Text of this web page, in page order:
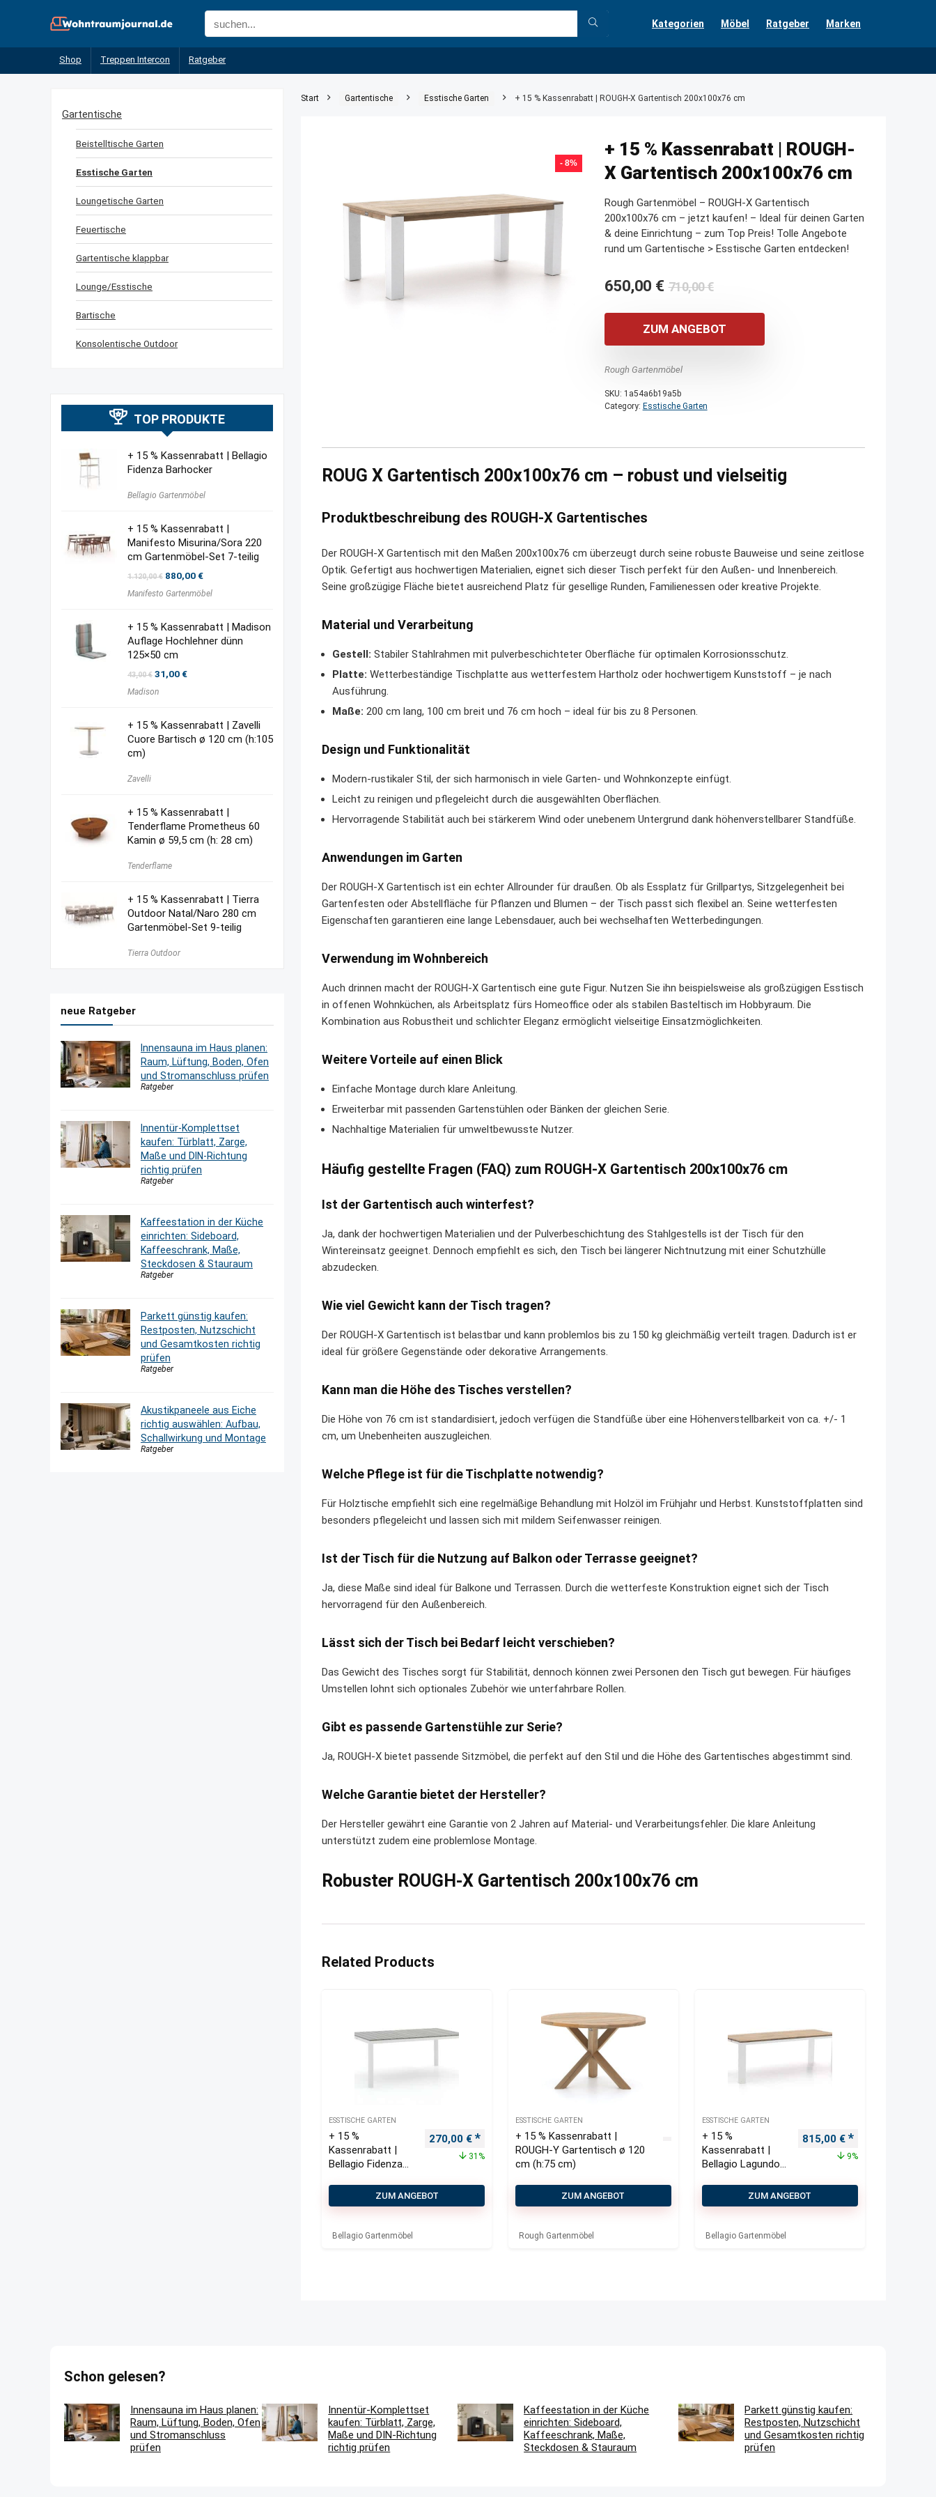
Kategorien Möbel Ratgeber Marken
Shop Treppen Intercon Ratgeber
Start Gartentische Esstische Garten + 15 % Kassenrabatt | ROUGH-X Gartentisch 200x100x76 cm
- 8%
+ 15 % Kassenrabatt | ROUGH-
X Gartentisch 200x100x76 cm
Rough Gartenmöbel – ROUGH-X Gartentisch
200x100x76 cm – jetzt kaufen! – Ideal für deinen Garten
& deine Einrichtung – zum Top Preis! Tolle Angebote
rund um Gartentische > Esstische Garten entdecken!
710,00€Ursprünglicher
war:
710,00 €
650,00 €
Aktueller
ist:
650,00 €.
ZUM ANGEBOT
Rough Gartenmöbel
SKU: 1a54a6b19a5b
Category: Esstische Garten
ROUG X Gartentisch 200x100x76 cm – robust und vielseitig
Produktbeschreibung des ROUGH-X Gartentisches
Der ROUGH-X Gartentisch mit den Maßen 200x100x76 cm überzeugt durch seine robuste Bauweise und seine zeitlose
Optik. Gefertigt aus hochwertigen Materialien, eignet sich dieser Tisch perfekt für den Außen- und Innenbereich.
Seine großzügige Fläche bietet ausreichend Platz für gesellige Runden, Familienessen oder kreative Projekte.
Material und Verarbeitung
Gestell: Stabiler Stahlrahmen mit pulverbeschichteter Oberfläche für optimalen Korrosionsschutz.
Platte: Wetterbeständige Tischplatte aus wetterfestem Hartholz oder hochwertigem Kunststoff – je nach
Ausführung.
Maße: 200 cm lang, 100 cm breit und 76 cm hoch – ideal für bis zu 8 Personen.
Design und Funktionalität
Modern-rustikaler Stil, der sich harmonisch in viele Garten- und Wohnkonzepte einfügt.
Leicht zu reinigen und pflegeleicht durch die ausgewählten Oberflächen.
Hervorragende Stabilität auch bei stärkerem Wind oder unebenem Untergrund dank höhenverstellbarer Standfüße.
Anwendungen im Garten
Der ROUGH-X Gartentisch ist ein echter Allrounder für draußen. Ob als Essplatz für Grillpartys, Sitzgelegenheit bei
Gartenfesten oder Abstellfläche für Pflanzen und Blumen – der Tisch passt sich flexibel an. Seine wetterfesten
Eigenschaften garantieren eine lange Lebensdauer, auch bei wechselhaften Wetterbedingungen.
Verwendung im Wohnbereich
Auch drinnen macht der ROUGH-X Gartentisch eine gute Figur. Nutzen Sie ihn beispielsweise als großzügigen Esstisch
in offenen Wohnküchen, als Arbeitsplatz fürs Homeoffice oder als stabilen Basteltisch im Hobbyraum. Die
Kombination aus Robustheit und schlichter Eleganz ermöglicht vielseitige Einsatzmöglichkeiten.
Weitere Vorteile auf einen Blick
Einfache Montage durch klare Anleitung.
Erweiterbar mit passenden Gartenstühlen oder Bänken der gleichen Serie.
Nachhaltige Materialien für umweltbewusste Nutzer.
Häufig gestellte Fragen (FAQ) zum ROUGH-X Gartentisch 200x100x76 cm
Ist der Gartentisch auch winterfest?
Ja, dank der hochwertigen Materialien und der Pulverbeschichtung des Stahlgestells ist der Tisch für den
Wintereinsatz geeignet. Dennoch empfiehlt es sich, den Tisch bei längerer Nichtnutzung mit einer Schutzhülle
abzudecken.
Wie viel Gewicht kann der Tisch tragen?
Der ROUGH-X Gartentisch ist belastbar und kann problemlos bis zu 150 kg gleichmäßig verteilt tragen. Dadurch ist er
ideal für größere Gegenstände oder dekorative Arrangements.
Kann man die Höhe des Tisches verstellen?
Die Höhe von 76 cm ist standardisiert, jedoch verfügen die Standfüße über eine Höhenverstellbarkeit von ca. +/- 1
cm, um Unebenheiten auszugleichen.
Welche Pflege ist für die Tischplatte notwendig?
Für Holztische empfiehlt sich eine regelmäßige Behandlung mit Holzöl im Frühjahr und Herbst. Kunststoffplatten sind
besonders pflegeleicht und lassen sich mit mildem Seifenwasser reinigen.
Ist der Tisch für die Nutzung auf Balkon oder Terrasse geeignet?
Ja, diese Maße sind ideal für Balkone und Terrassen. Durch die wetterfeste Konstruktion eignet sich der Tisch
hervorragend für den Außenbereich.
Lässt sich der Tisch bei Bedarf leicht verschieben?
Das Gewicht des Tisches sorgt für Stabilität, dennoch können zwei Personen den Tisch gut bewegen. Für häufiges
Umstellen lohnt sich optionales Zubehör wie unterfahrbare Rollen.
Gibt es passende Gartenstühle zur Serie?
Ja, ROUGH-X bietet passende Sitzmöbel, die perfekt auf den Stil und die Höhe des Gartentisches abgestimmt sind.
Welche Garantie bietet der Hersteller?
Der Hersteller gewährt eine Garantie von 2 Jahren auf Material- und Verarbeitungsfehler. Die klare Anleitung
unterstützt zudem eine problemlose Montage.
Robuster ROUGH-X Gartentisch 200x100x76 cm
Related Products
ESSTISCHE GARTEN
+ 15 %
Kassenrabatt |
Bellagio Fidenza
183x100x74 cm
Ursprünglicher Preis war: 390,00 €
270,00 € Aktueller Preis ist: 270,00 €.
31%
ZUM ANGEBOT
Bellagio Gartenmöbel
ESSTISCHE GARTEN
+ 15 % Kassenrabatt |
ROUGH-Y Gartentisch ø 120
cm (h:75 cm)
ZUM ANGEBOT
Rough Gartenmöbel
ESSTISCHE GARTEN
+ 15 %
Kassenrabatt |
Bellagio Lagundo
230×90 cm
Ursprünglicher Preis war:
815,00 € Aktueller Preis
9%
ZUM ANGEBOT
Bellagio Gartenmöbel
Gartentische
Beistelltische Garten
Esstische Garten
Loungetische Garten
Feuertische
Gartentische klappbar
Lounge/Esstische
Bartische
Konsolentische Outdoor
TOP PRODUKTE
+ 15 % Kassenrabatt | Bellagio
Fidenza Barhocker
Bellagio Gartenmöbel
+ 15 % Kassenrabatt |
Manifesto Misurina/Sora 220
cm Gartenmöbel-Set 7-teilig
1.120,00€ Ursprünglicher
war:
880,00€Aktueller
ist:
Manifesto Gartenmöbel
+ 15 % Kassenrabatt | Madison
Auflage Hochlehner dünn
125×50 cm
43,00€ Ursprünglicher
war:
31,00€Aktueller
Madison
+ 15 % Kassenrabatt | Zavelli
Cuore Bartisch ø 120 cm (h:105
cm)
Zavelli
+ 15 % Kassenrabatt |
Tenderflame Prometheus 60
Kamin ø 59,5 cm (h: 28 cm)
Tenderflame
+ 15 % Kassenrabatt | Tierra
Outdoor Natal/Naro 280 cm
Gartenmöbel-Set 9-teilig
Tierra Outdoor
neue Ratgeber
Innensauna im Haus planen:
Raum, Lüftung, Boden, Ofen
und Stromanschluss prüfen
Ratgeber
Innentür-Komplettset
kaufen: Türblatt, Zarge,
Maße und DIN-Richtung
richtig prüfen
Ratgeber
Kaffeestation in der Küche
einrichten: Sideboard,
Kaffeeschrank, Maße,
Steckdosen & Stauraum
Ratgeber
Parkett günstig kaufen:
Restposten, Nutzschicht
und Gesamtkosten richtig
prüfen
Ratgeber
Akustikpaneele aus Eiche
richtig auswählen: Aufbau,
Schallwirkung und Montage
Ratgeber
Schon gelesen?
Innensauna im Haus planen:
Raum, Lüftung, Boden, Ofen
und Stromanschluss
prüfen
Innentür-Komplettset
kaufen: Türblatt, Zarge,
Maße und DIN-Richtung
richtig prüfen
Kaffeestation in der Küche
einrichten: Sideboard,
Kaffeeschrank, Maße,
Steckdosen & Stauraum
Parkett günstig kaufen:
Restposten, Nutzschicht
und Gesamtkosten richtig
prüfen